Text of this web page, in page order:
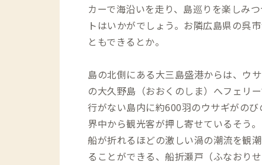
カーで海沿いを走り、島巡りを楽しみ
トはいかがでしょう。お隣広島県の呉
ともできるとか。
島の北側にある大三島盛港からは、ウ
の大久野島（おおくのしま）へフェリ
行がない島内に約600羽のウサギがの
界中から観光客が押し寄せているそう。
船が折れるほどの激しい渦の潮流を観
ることができる、船折瀬戸（ふなおり